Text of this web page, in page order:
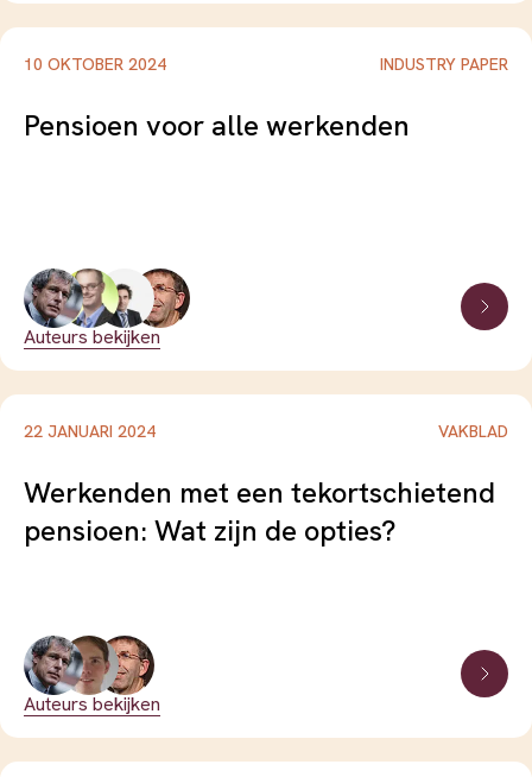
10 OKTOBER 2024 INDUSTRY PAPER
Pensioen voor alle werkenden
Auteurs bekijken
22 JANUARI 2024 VAKBLAD
Werkenden met een tekortschietend
pensioen: Wat zijn de opties?
Auteurs bekijken